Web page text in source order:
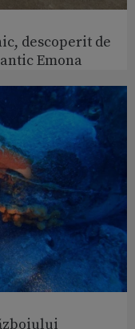
descoperit de
Emona